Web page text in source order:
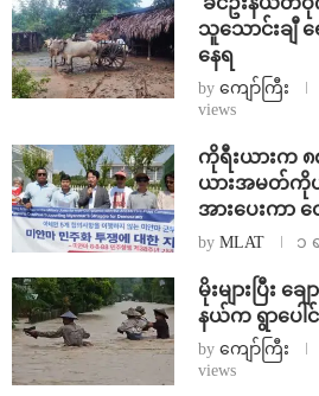
သူသောင်းချီ
နေရ
by ကျော်ကြီး
views
ကိုရီးယားက
ယားအမတ်ကို
အားပေးကာ
by MLAT ၁
မိုးများပြီး
နယ်က ရွာပေါင်
by ကျော်ကြီး
views